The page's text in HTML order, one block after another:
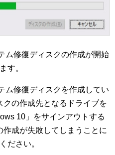
ム修復ディスクの作成が開始
す。
ム修復ディスクを作成してい
の作成先となるドライブを
10」をサインアウトする
成が失敗してしまうことに
ださい。